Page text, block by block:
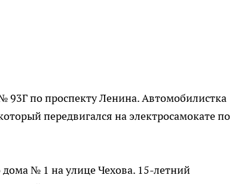
по проспекту Ленина. Автомобилистка
передвигался на электросамокате по
№ 1 на улице Чехова. 15-летний